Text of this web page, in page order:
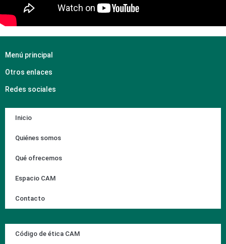
Menú principal
Otros enlaces
Redes sociales
Inicio
Quiénes somos
Qué ofrecemos
Espacio CAM
Contacto
Código de ética CAM